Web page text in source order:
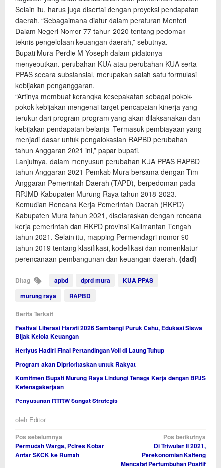
Selain itu, harus juga disertai dengan proyeksi pendapatan
daerah. “Sebagaimana diatur dalam peraturan Menteri
Dalam Negeri Nomor 77 tahun 2020 tentang pedoman
teknis pengelolaan keuangan daerah,” sebutnya.
Bupati Mura Perdie M Yoseph dalam pidatonya
menyebutkan, perubahan KUA atau perubahan KUA serta
PPAS secara substansial, merupakan salah satu formulasi
kebijakan penganggaran.
“Artinya membuat kerangka kesepakatan sebagai pokok-
pokok kebijakan mengenai target pencapaian kinerja yang
terukur dari program-program yang akan dilaksanakan dan
kebijakan pendapatan belanja. Termasuk pembiayaan yang
menjadi dasar untuk pengalokasian RAPBD perubahan
tahun Anggaran 2021 ini,” papar bupati.
Lanjutnya, dalam menyusun perubahan KUA PPAS RAPBD
tahun Anggaran 2021 Pemkab Mura bersama dengan Tim
Anggaran Pemerintah Daerah (TAPD), berpedoman pada
RPJMD Kabupaten Murung Raya tahun 2018-2023.
Kemudian Rencana Kerja Pemerintah Daerah (RKPD)
Kabupaten Mura tahun 2021, diselaraskan dengan rencana
kerja pemerintah dan RKPD provinsi Kalimantan Tengah
tahun 2021. Selain itu, mapping Permendagri nomor 90
tahun 2019 tentang klasifikasi, kodefikasi dan nomenklatur
perencanaan pembangunan dan keuangan daerah. (dad)
Ditag apbd dprd mura
KUA PPAS
murung raya
RAPBD
Berita Terkait
Festival Literasi Harati 2026 Sambangi Puruk Cahu, Edukasi Siswa
Bijak Kelola Keuangan
Heriyus Hadiri Final Pertandingan Voli di Laung Tuhup
Program akan Diprioritaskan untuk Rakyat
Komitmen Bupati Murung Raya Lindungi Tenaga Kerja dengan BPJS
Ketenagakerjaan
Penyusunan RTRW Sangat Strategis
oleh Editor
Navigasi
pos
Pos sebelumnya
Permudah Warga, Polres Kobar
Antar SKCK ke Rumah
Pos berikutnya
Di Triwulan II 2021,
Perekonomian Kalteng
Mencatat Pertumbuhan Positif